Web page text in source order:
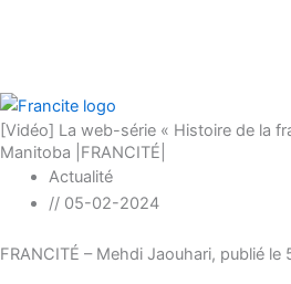
[Vidéo] La web-série « Histoire de la
Manitoba |FRANCITÉ|
Actualité
// 05-02-2024
FRANCITÉ – Mehdi Jaouhari, publié le